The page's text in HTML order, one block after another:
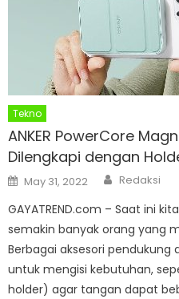
Tekno
ANKER PowerCore
Dilengkapi dengan
Posted
on
May 31, 2022 Author
Redaksi
GAYATREND.com – Saat ini
semakin banyak orang yang
Berbagai aksesori
untuk mengisi kebutuhan,
holder) agar tangan dapat